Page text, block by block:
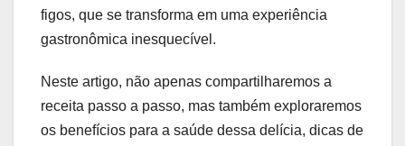
figos, que se transforma em uma experiência
gastronômica inesquecível.
Neste artigo, não apenas compartilharemos a
receita passo a passo, mas também exploraremos
os benefícios para a saúde dessa delícia, dicas de